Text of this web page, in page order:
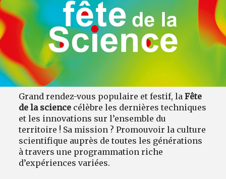
Grand rendez-vous populaire et festif, laFête
de la science célèbre les dernières techniques
et les innovations sur l’ensemble du
territoire ! Sa mission ? Promouvoir la culture
scientifique auprès de toutes les générations
à travers une programmation riche
d’expériences variées.